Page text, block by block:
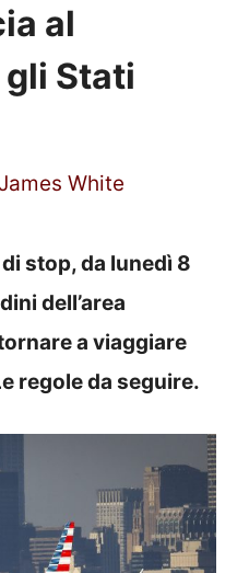
al
Stati
James White
stop, da lunedì 8
dell’area
a viaggiare
regole da seguire.